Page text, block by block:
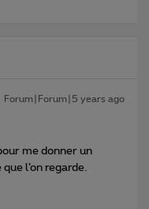
Forum|Forum|5 years ago
me donner un
l’on regarde.